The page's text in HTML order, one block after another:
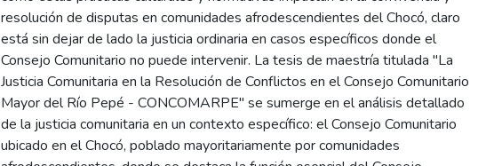
resolución de disputas en comunidades afrodescendientes del Chocó, claro
está sin dejar de lado la justicia ordinaria en casos específicos donde el
Consejo Comunitario no puede intervenir. La tesis de maestría titulada "La
Justicia Comunitaria en la Resolución de Conflictos en el Consejo Comunitario
Mayor del Río Pepé - CONCOMARPE" se sumerge en el análisis detallado
de la justicia comunitaria en un contexto específico: el Consejo Comunitario
ubicado en el Chocó, poblado mayoritariamente por comunidades